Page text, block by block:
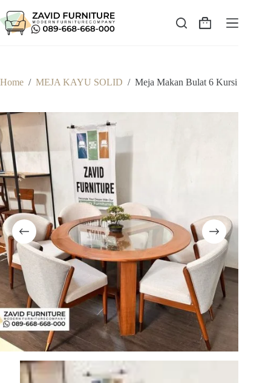
to
content
Shopping
Home / MEJA KAYU SOLID / Meja Makan Bulat 6 Kursi